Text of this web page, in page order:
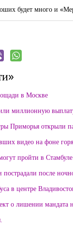
будет много и
в Москве
миллионную
Приморья
видео на фоне
пройти в
после
в центре
о лишении мандата